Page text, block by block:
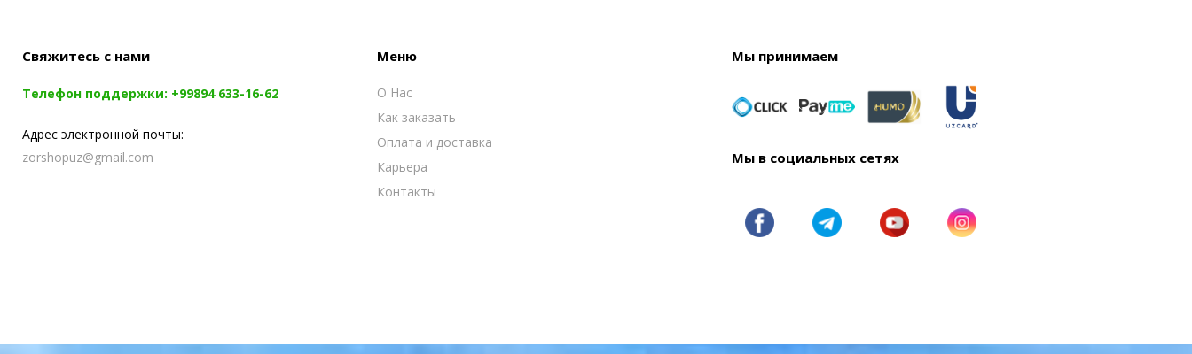
Свяжитесь с нами
Телефон поддержки: +99894 633-16-62
Адрес электронной почты:
zorshopuz@gmail.com
Меню
О Нас
Как заказать
Оплата и доставка
Карьера
Контакты
Мы принимаем
Мы в социальных сетях